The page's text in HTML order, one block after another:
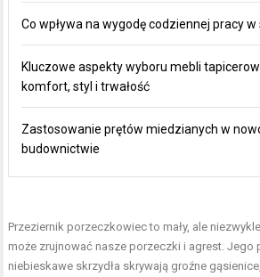
Co wpływa na wygodę codziennej pracy w
Kluczowe aspekty wyboru mebli
komfort, styl i trwałość
Zastosowanie prętów miedzianych w
budownictwie
Przeziernik porzeczkowiec to mały, ale
może zrujnować nasze porzeczki i agrest. Jego
niebieskawe skrzydła skrywają groźne